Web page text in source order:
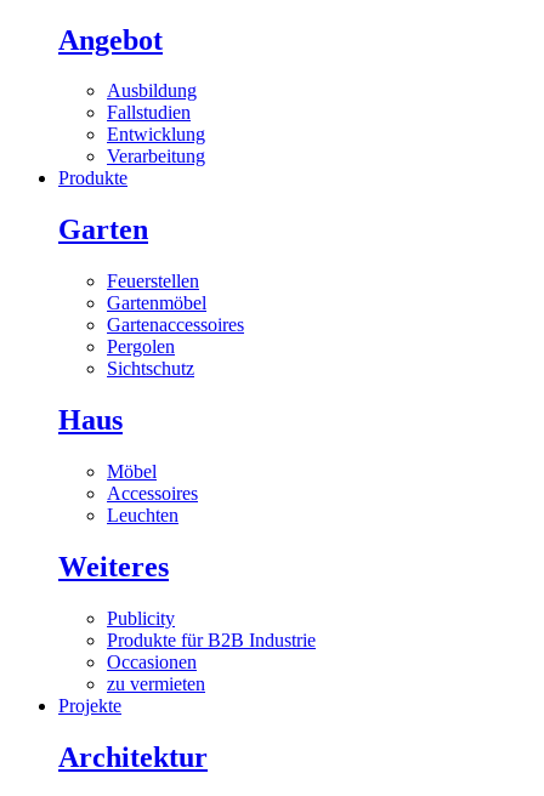
Angebot
Ausbildung
Fallstudien
Entwicklung
Verarbeitung
Produkte
Garten
Feuerstellen
Gartenmöbel
Gartenaccessoires
Pergolen
Sichtschutz
Haus
Möbel
Accessoires
Leuchten
Weiteres
Publicity
Produkte für B2B Industrie
Occasionen
zu vermieten
Projekte
Architektur